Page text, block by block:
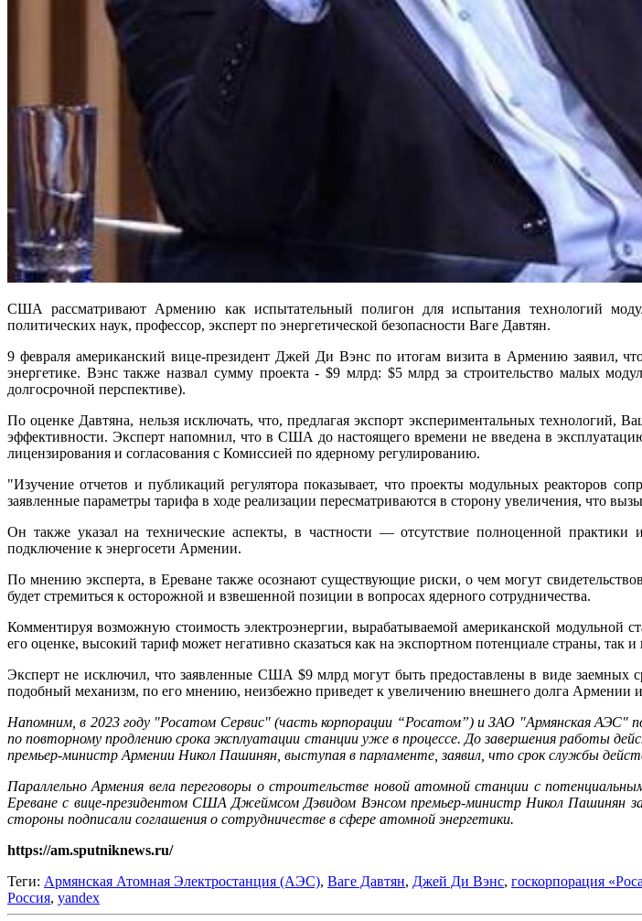
США рассматривают Армению как испытательный полигон для испытания технологий
политических наук, профессор, эксперт по энергетической безопасности Ваге Давтян.
9 февраля американский вице-президент Джей Ди Вэнс по итогам визита в Армению заявил,
энергетике. Вэнс также назвал сумму проекта - $9 млрд: $5 млрд за строительство малых
долгосрочной перспективе).
По оценке Давтяна, нельзя исключать, что, предлагая экспорт экспериментальных технологий,
эффективности. Эксперт напомнил, что в США до настоящего времени не введена в
лицензирования и согласования с Комиссией по ядерному регулированию.
"Изучение отчетов и публикаций регулятора показывает, что проекты модульных реакторов
заявленные параметры тарифа в ходе реализации пересматриваются в сторону увеличения, что
Он также указал на технические аспекты, в частности — отсутствие полноценной
подключение к энергосети Армении.
По мнению эксперта, в Ереване также осознают существующие риски, о чем могут
будет стремиться к осторожной и взвешенной позиции в вопросах ядерного сотрудничества.
Комментируя возможную стоимость электроэнергии, вырабатываемой американской модульной
его оценке, высокий тариф может негативно сказаться как на экспортном потенциале страны, так
Эксперт не исключил, что заявленные США $9 млрд могут быть предоставлены в виде заемных
подобный механизм, по его мнению, неизбежно приведет к увеличению внешнего долга Армении
Напомним, в 2023 году "Росатом Сервис" (часть корпорации “Росатом”) и ЗАО "Армянская АЭС"
по повторному продлению срока эксплуатации станции уже в процессе. До завершения работы
премьер-министр Армении Никол Пашинян, выступая в парламенте, заявил, что срок службы
Параллельно Армения вела переговоры о строительстве новой атомной станции с
Ереване с вице-президентом США Джеймсом Дэвидом Вэнсом премьер-министр Никол Пашинян
стороны подписали соглашения о сотрудничестве в сфере атомной энергетики.
https://am.sputniknews.ru/
Теги: Армянская Атомная Электростанция (АЭС), Ваге Давтян, Джей Ди Вэнс, госкорпорация
Россия, yandex